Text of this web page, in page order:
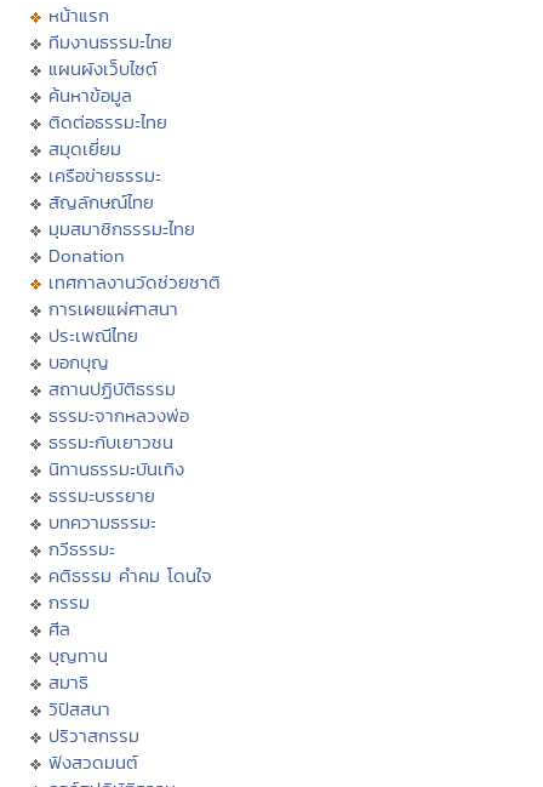
หน้าแรก
ทีมงานธรรมะไทย
แผนผังเว็บไซต์
ค้นหาข้อมูล
ติดต่อธรรมะไทย
สมุดเยี่ยม
เครือข่ายธรรมะ
สัญลักษณ์ไทย
มุมสมาชิกธรรมะไทย
Donation
เทศกาลงานวัดช่วยชาติ
การเผยแผ่ศาสนา
ประเพณีไทย
บอกบุญ
สถานปฏิบัติธรรม
ธรรมะจากหลวงพ่อ
ธรรมะกับเยาวชน
นิทานธรรมะบันเทิง
ธรรมะบรรยาย
บทความธรรมะ
กวีธรรมะ
คติธรรม คำคม โดนใจ
กรรม
ศีล
บุญทาน
สมาธิ
วิปัสสนา
ปริวาสกรรม
ฟังสวดมนต์